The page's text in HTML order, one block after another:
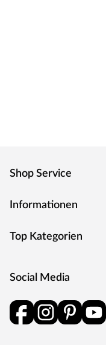
Shop Service
Informationen
Top Kategorien
Social Media